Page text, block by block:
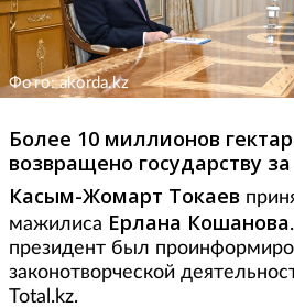
Фото: akorda.kz
Более 10 миллионов
возвращено государству
Касым-Жомарт Токаев
мажилиса Ерлана Кошанова
президент был
законотворческой
Total.kz.